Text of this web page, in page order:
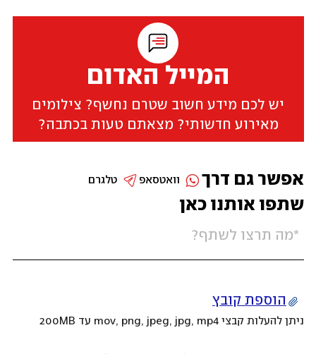
המייל האדום
יש לכם מידע חשוב שטרם נחשף? צילומים
מאירוע חדשותי? מצאתם טעות בכתבה?
שתפו אותנו כאן
הוספת קובץ
ניתן להעלות קבצי mov, png, jpeg, jpg, mp4 עד 200MB
אפשר גם דרך טלגרם וואטסאפ